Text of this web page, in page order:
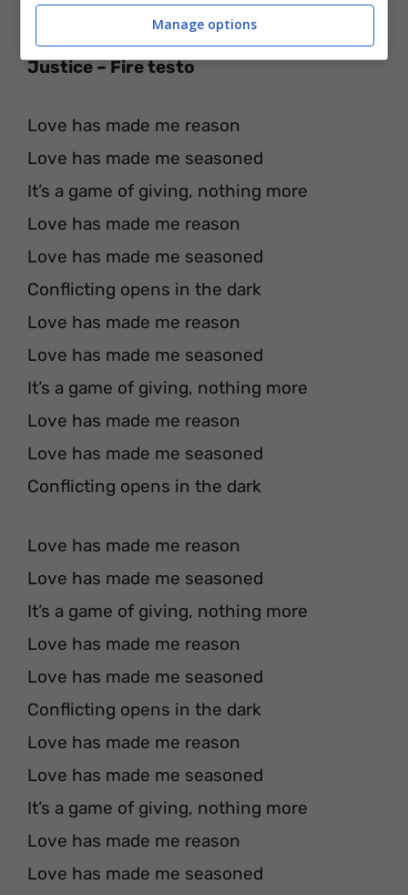
Justice – Fire testo
Love has made me reason
Love has made me seasoned
It’s a game of giving, nothing more
Love has made me reason
Love has made me seasoned
Conflicting opens in the dark
Love has made me reason
Love has made me seasoned
It’s a game of giving, nothing more
Love has made me reason
Love has made me seasoned
Conflicting opens in the dark
Love has made me reason
Love has made me seasoned
It’s a game of giving, nothing more
Love has made me reason
Love has made me seasoned
Conflicting opens in the dark
Love has made me reason
Love has made me seasoned
It’s a game of giving, nothing more
Love has made me reason
Love has made me seasoned
Manage options